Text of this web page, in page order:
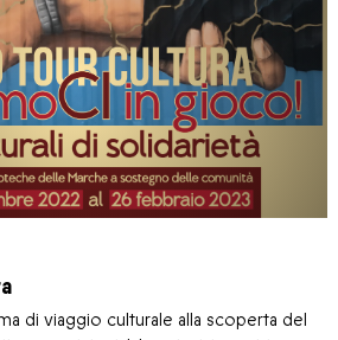
di viaggio culturale alla scoperta del